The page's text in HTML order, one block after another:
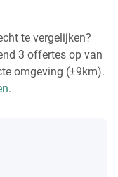
te vergelijken?
3 offertes op van
omgeving (±9km).
.